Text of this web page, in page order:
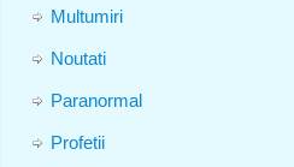
Multumiri
Noutati
Paranormal
Profetii